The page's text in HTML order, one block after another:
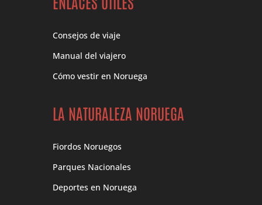
Consejos de viaje
Manual del viajero
Cómo vestir en Noruega
LA NATURALEZA NORUEGA
Fiordos Noruegos
Parques Nacionales
Deportes en Noruega